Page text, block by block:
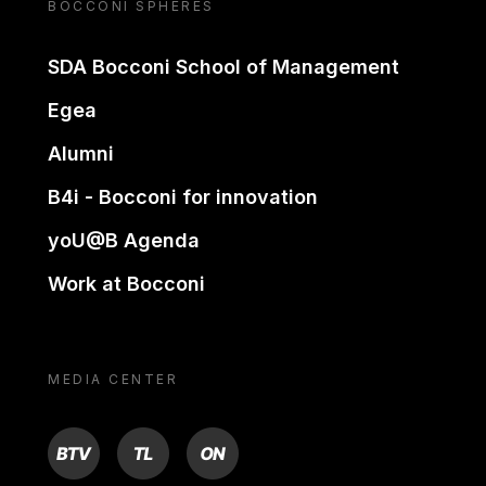
BOCCONI SPHERES
SDA Bocconi School of Management
Egea
Alumni
B4i - Bocconi for innovation
yoU@B Agenda
Work at Bocconi
MEDIA CENTER
BTV TL ON